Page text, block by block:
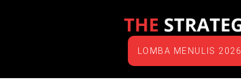
LOMBA MENULIS 2026